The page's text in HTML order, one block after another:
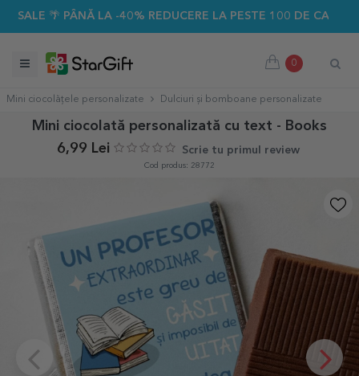
PÂNĂ LA -40% REDUCERE LA PESTE 100 DE CADOURI
0
Mini ciocolățele personalizate Dulciuri și bomboane personalizate
Mini ciocolată personalizată cu text - Books
6,99 Lei
Scrie tu primul review
Cod produs: 28772